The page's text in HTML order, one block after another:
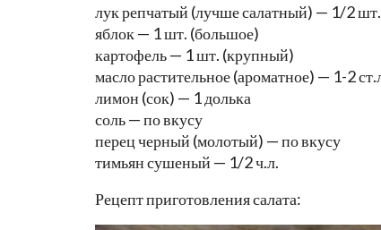
лук репчатый (лучше салатный) — 1/2 шт.
яблок — 1 шт. (большое)
картофель — 1 шт. (крупный)
масло растительное (ароматное) — 1-2
лимон (сок) — 1 долька
соль — по вкусу
перец черный (молотый) — по вкусу
тимьян сушеный — 1/2 ч.л.
Рецепт приготовления салата: